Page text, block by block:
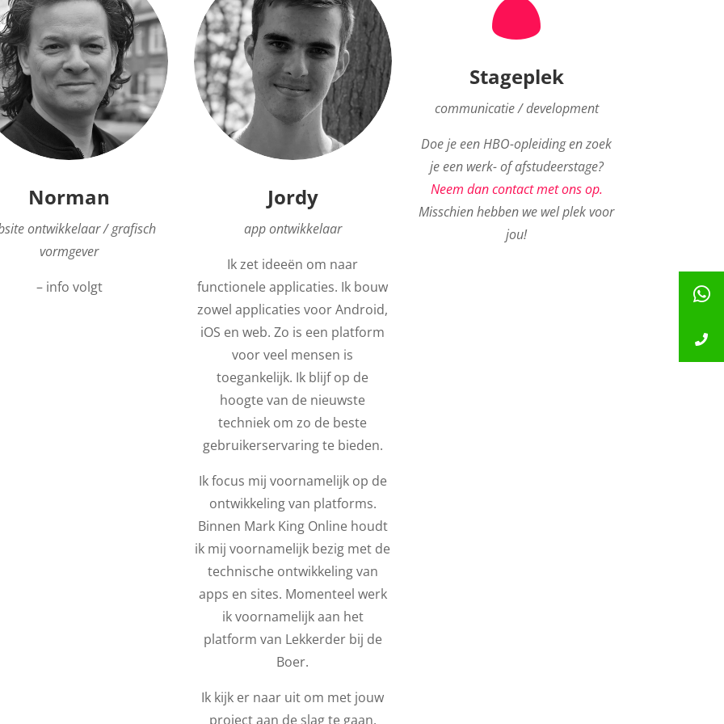
Norman
ontwikkelaar / grafisch
vormgever
– info volgt
Jordy
app ontwikkelaar
Ik zet ideeën om naar
functionele applicaties. Ik bouw
zowel applicaties voor Android,
iOS en web. Zo is een platform
voor veel mensen is
toegankelijk. Ik blijf op de
hoogte van de nieuwste
techniek om zo de beste
gebruikerservaring te bieden.
Ik focus mij voornamelijk op de
ontwikkeling van platforms.
Binnen Mark King Online houdt
ik mij voornamelijk bezig met de
technische ontwikkeling van
apps en sites. Momenteel werk
ik voornamelijk aan het
platform van Lekkerder bij de
Boer.
Ik kijk er naar uit om met jouw
project aan de slag te gaan.
Stageplek
communicatie / development
Doe je een HBO-opleiding en zoek
je een werk- of afstudeerstage?
Neem dan contact met ons op.
Misschien hebben we wel plek voor
jou!